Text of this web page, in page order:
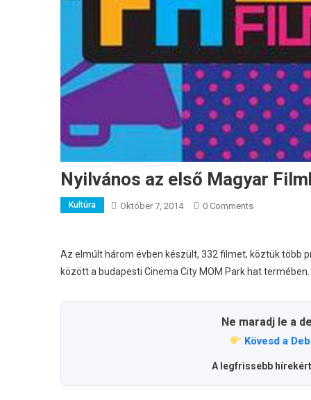
Nyilvános az első Magyar
Kultúra Október 7, 2014 0 Comments
Az elmúlt három évben készült, 332 filmet, köztük több
között a budapesti Cinema City MOM Park hat termében.
Ne maradj le a
Kövesd a
A legfrissebb